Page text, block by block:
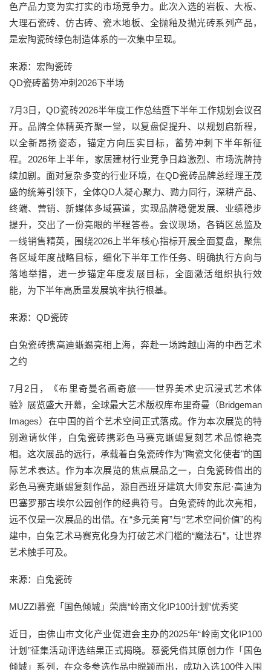
色产品力变为实打实的市场竞争力。此次入选的岩板、大板、
大理石瓷砖、仿古砖、瓷木地板、全抛釉及抛光砖系列产品，
是宏陶瓷砖绿色制造体系的一次集中呈现。
来源：宏陶瓷砖
QD瓷砖蓄势冲刺2026下半场
7月3日，QD瓷砖2026半年度工作总结暨下半年工作规划会议召
开。品牌全体精英齐聚一堂，以复盘促提升、以规划启新程，
以全新昂扬姿态，锚定方向压实目标，蓄势冲刺下半年新征
程。2026年上半年，家居建材行业竞争日趋激烈、市场洗牌持
续加剧。面对复杂多变的行业环境，在QD瓷砖品牌总经理王茂
盛的统筹引领下，全体QD人凝心聚力、勠力同行，深耕产品、
终端、营销、新媒体多域赛道，实现品牌稳健发展、业绩稳步
提升，交出了一份亮眼的半程答卷。会议现场，各销区总监及
一线销售精英，围绕2026上半年核心指标开展全面复盘，聚焦
各区域年度战略目标，细化下半年工作任务、明确执行方向与
落地举措，进一步锚定年度发展目标，全面激活组织执行效
能，为下半年高质量发展筑牢执行根基。
来源：QD瓷砖
白兔瓷砖携高迪蜥蜴亮相上海，奔赴一场跨越山海的中西艺术
之约
7月2日，《布里奇曼名画奇旅——世界美术史沉浸式艺术体
验》展览盛大开幕，全球最大艺术版权库布里奇曼（Bridgeman
Images）在中国的首个艺术空间正式落成。作为本次展览的特
别邀请伙伴，白兔瓷砖携彩色马赛克蜥蜴复刻艺术品惊艳亮
相。这次展品的远行，承载着白兔瓷砖作为"陶瓷文化使者"的国
际艺术表达。作为本次展览的焦点展品之一，白兔瓷砖借出的
彩色马赛克蜥蜴复刻作品，源自西班牙建筑大师安东尼·高迪为
巴塞罗那古埃尔公园创作的经典符号。白兔瓷砖的此次亮相，
远不仅是一次展品的出借。在“多元美育”与“艺术空间价值”的构
建中，白兔艺术马赛克化身为打破艺术门槛的“魔法石”，让世界
艺术触手可及。
来源：白兔瓷砖
MUZZI慕瓷「国色倾城」荣膺“岭南文化IP100计划”优秀奖
近日，由佛山市文化产业促进会主办的2025年“岭南文化IP100
计划”征集活动评选结果正式揭晓。慕瓷凭借其原创力作「国色
倾城」系列，在众多参选作品中脱颖而出，成功入选100件入围